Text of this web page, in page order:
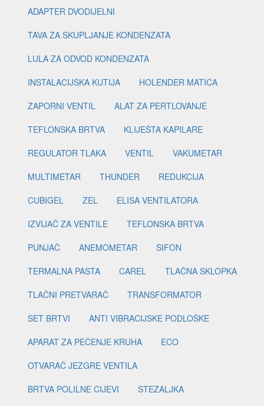
ADAPTER DVODIJELNI
TAVA ZA SKUPLJANJE KONDENZATA
LULA ZA ODVOD KONDENZATA
INSTALACIJSKA KUTIJA
HOLENDER MATICA
ZAPORNI VENTIL
ALAT ZA PERTLOVANJE
TEFLONSKA BRTVA
KLIJEŠTA KAPILARE
REGULATOR TLAKA
VENTIL
VAKUMETAR
MULTIMETAR
THUNDER
REDUKCIJA
CUBIGEL
ZEL
ELISA VENTILATORA
IZVIJAČ ZA VENTILE
TEFLONSKA BRTVA
PUNJAČ
ANEMOMETAR
SIFON
TERMALNA PASTA
CAREL
TLAČNA SKLOPKA
TLAČNI PRETVARAČ
TRANSFORMATOR
SET BRTVI
ANTI VIBRACIJSKE PODLOŠKE
APARAT ZA PEČENJE KRUHA
ECO
OTVARAČ JEZGRE VENTILA
BRTVA POLILNE CIJEVI
STEZALJKA